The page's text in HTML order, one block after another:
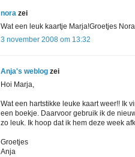
nora zei
Wat een leuk kaartje Marja!Groetjes Nora
3 november 2008 om 13:32
Anja's weblog zei
Hoi Marja,
Wat een hartstikke leuke kaart weer!! Ik
een boekje. Daarvoor gebruik ik de
zo leuk. Ik hoop dat ik hem deze week
Groetjes
Anja